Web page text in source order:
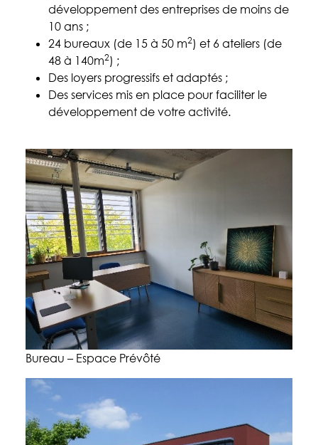
développement des entreprises de moins de
10 ans ;
24 bureaux (de 15 à 50 m2) et 6 ateliers (de
48 à 140m2) ;
Des loyers progressifs et adaptés ;
Des services mis en place pour faciliter le
développement de votre activité.
Bureau – Espace Prévôté